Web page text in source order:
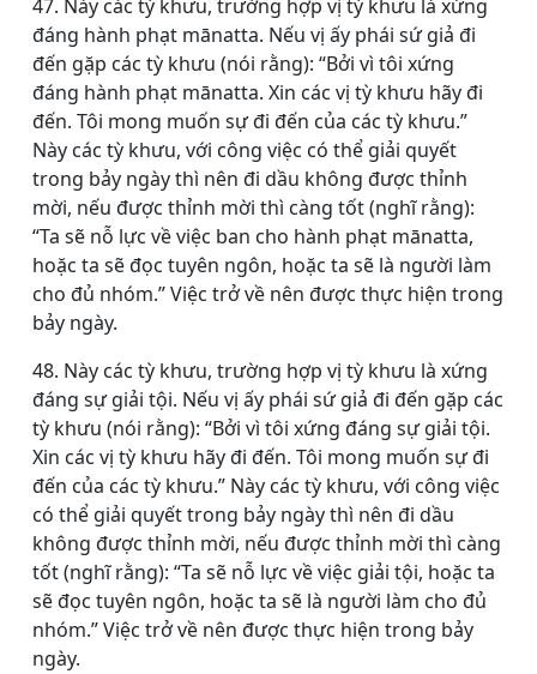
47. Này các tỳ khưu, trường hợp vị tỳ khưu là xứng
đáng hành phạt mānatta. Nếu vị ấy phái sứ giả đi
đến gặp các tỳ khưu (nói rằng): “Bởi vì tôi xứng
đáng hành phạt mānatta. Xin các vị tỳ khưu hãy đi
đến. Tôi mong muốn sự đi đến của các tỳ khưu.”
Này các tỳ khưu, với công việc có thể giải quyết
trong bảy ngày thì nên đi dầu không được thỉnh
mời, nếu được thỉnh mời thì càng tốt (nghĩ rằng):
“Ta sẽ nỗ lực về việc ban cho hành phạt mānatta,
hoặc ta sẽ đọc tuyên ngôn, hoặc ta sẽ là người làm
cho đủ nhóm.” Việc trở về nên được thực hiện trong
bảy ngày.
48. Này các tỳ khưu, trường hợp vị tỳ khưu là xứng
đáng sự giải tội. Nếu vị ấy phái sứ giả đi đến gặp các
tỳ khưu (nói rằng): “Bởi vì tôi xứng đáng sự giải tội.
Xin các vị tỳ khưu hãy đi đến. Tôi mong muốn sự đi
đến của các tỳ khưu.” Này các tỳ khưu, với công việc
có thể giải quyết trong bảy ngày thì nên đi dầu
không được thỉnh mời, nếu được thỉnh mời thì càng
tốt (nghĩ rằng): “Ta sẽ nỗ lực về việc giải tội, hoặc ta
sẽ đọc tuyên ngôn, hoặc ta sẽ là người làm cho đủ
nhóm.” Việc trở về nên được thực hiện trong bảy
ngày.